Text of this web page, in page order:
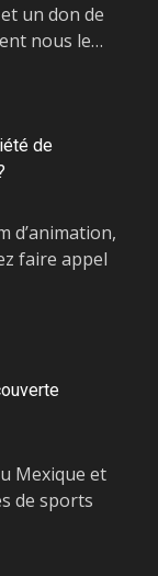
un don de
nous le…
de
d’animation,
faire appel
Mexique et
de sports